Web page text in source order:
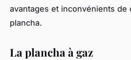
avantages et inconvénients de
plancha.
La plancha à gaz